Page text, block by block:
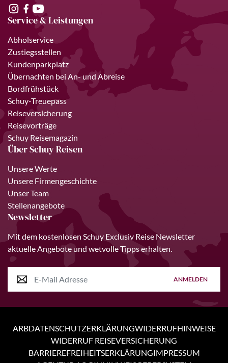
Service & Leistungen
Abholservice
Zustiegsstellen
Kundenparkplatz
Übernachten bei An- und Abreise
Bordfrühstück
Schuy-Treuepass
Reiseversicherung
Reisevorträge
Schuy Reisemagazin
Über Schuy Reisen
Unsere Werte
Unsere Firmengeschichte
Unser Team
Stellenangebote
Newsletter
Mit dem kostenlosen Schuy Exclusiv Reise Newsletter
aktuelle Angebote und wetvolle Tipps erhalten.
ANMELDEN
ARBDATENSCHUTZERKLÄRUNGWIDERRUFHINWEISE
WIDERRUF REISEVERSICHERUNG
BARRIEREFREIHEITSERKLÄRUNGIMPRESSUM